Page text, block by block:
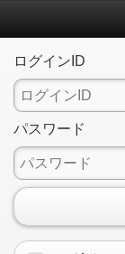
ログインID
パスワード